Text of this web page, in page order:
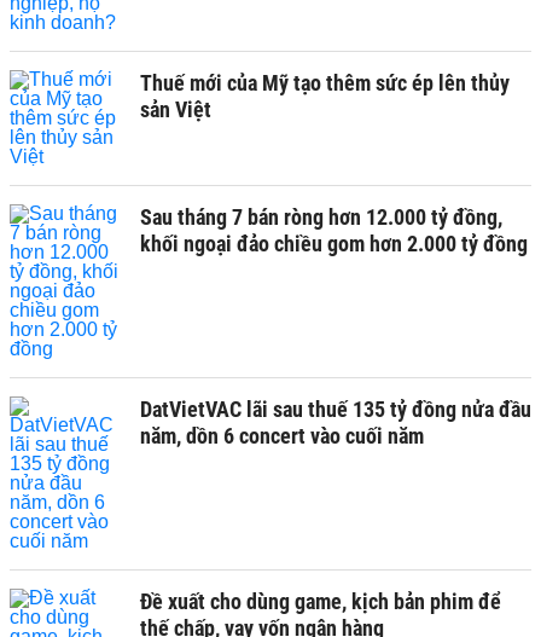
Thuế mới của Mỹ tạo thêm sức ép lên thủy
sản Việt
Sau tháng 7 bán ròng hơn 12.000 tỷ đồng,
khối ngoại đảo chiều gom hơn 2.000 tỷ đồng
DatVietVAC lãi sau thuế 135 tỷ đồng nửa đầu
năm, dồn 6 concert vào cuối năm
Đề xuất cho dùng game, kịch bản phim để
thế chấp, vay vốn ngân hàng